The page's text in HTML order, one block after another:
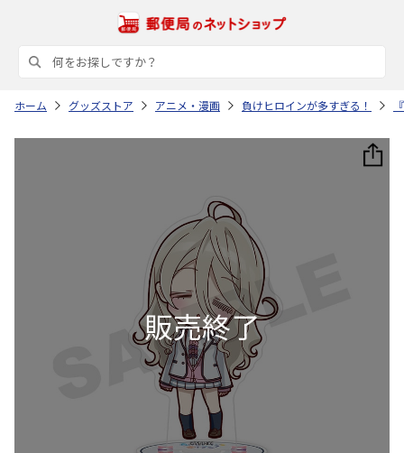
ホーム グッズストア アニメ・漫画 負けヒロインが多すぎる！